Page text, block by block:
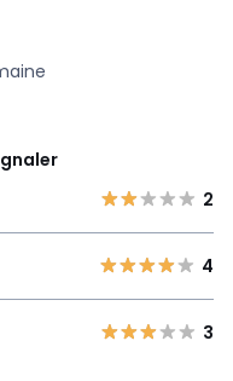
2
4
3